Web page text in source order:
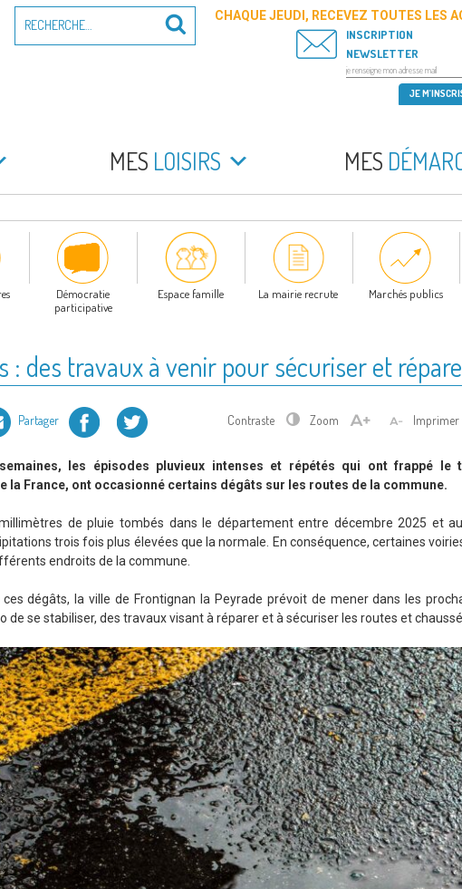
pour
Recherche
CHAQUE JEUDI, RECEVEZ TOUTES LES
INSCRIPTION
NEWSLETTER
MES LOISIRS MES
Démocratie
participative
Espace famille La mairie recrute Marchés publics
: des travaux à venir pour sécuriser et
Partager Facebook Twitter Contraste Zoom Imprimer
les épisodes pluvieux intenses et répétés qui ont frappé le
la France, ont occasionné certains dégâts sur les routes de la commune.
de pluie tombés dans le département entre décembre 2025 et
trois fois plus élevées que la normale. En conséquence, certaines
endroits de la commune.
dégâts, la ville de Frontignan la Peyrade prévoit de mener dans les
de se stabiliser, des travaux visant à réparer et à sécuriser les routes et